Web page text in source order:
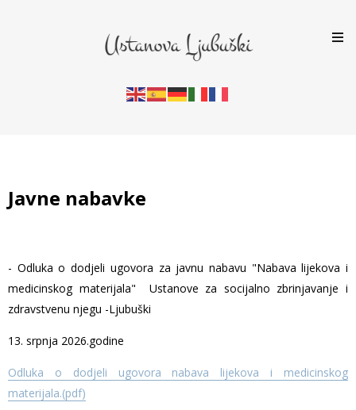
Javne nabavke
- Odluka o dodjeli ugovora za javnu nabavu "Nabava lijekova i
medicinskog materijala" Ustanove za socijalno zbrinjavanje i
zdravstvenu njegu -Ljubuški
13. srpnja 2026.godine
Odluka o dodjeli ugovora nabava lijekova i medicinskog
materijala.(pdf)